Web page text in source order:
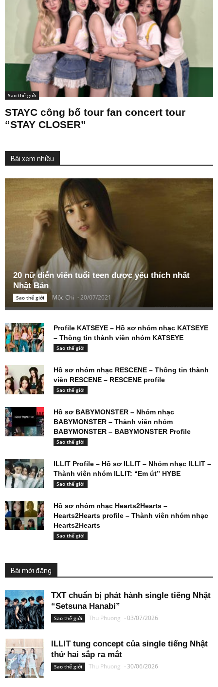
Sao thế giới
STAYC công bố tour fan concert tour
“STAY CLOSER”
Bài xem nhiều
20 nữ diễn viên tuổi teen được yêu thích nhất
Nhật Bản
Sao thế giới Mộc Chi -20/07/2021
Profile KATSEYE – Hồ sơ nhóm nhạc KATSEYE
– Thông tin thành viên nhóm KATSEYE
Sao thế giới
Hồ sơ nhóm nhạc RESCENE – Thông tin thành
viên RESCENE – RESCENE profile
Sao thế giới
Hồ sơ BABYMONSTER – Nhóm nhạc
BABYMONSTER – Thành viên nhóm
BABYMONSTER – BABYMONSTER Profile
Sao thế giới
ILLIT Profile – Hồ sơ ILLIT – Nhóm nhạc ILLIT –
Thành viên nhóm ILLIT: “Em út” HYBE
Sao thế giới
Hồ sơ nhóm nhạc Hearts2Hearts –
Hearts2Hearts profile – Thành viên nhóm nhạc
Hearts2Hearts
Sao thế giới
Bài mới đăng
TXT chuẩn bị phát hành single tiếng Nhật
“Setsuna Hanabi”
Sao thế giới Thu Phuong -03/07/2026
ILLIT tung concept của single tiếng Nhật
thứ hai sắp ra mắt
Sao thế giới Thu Phuong - 30/06/2026